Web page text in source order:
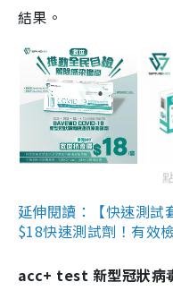
結果。
延伸閱讀：【快速測試
$18快速測試劑！有效
acc+ test 新型冠狀病